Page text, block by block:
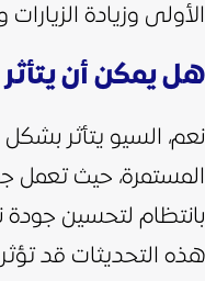
الأولى وزيادة
هل يمكن أن
​​نعم، السيو يتأثر
المستمرة، حيث تعمل
بانتظام لتحسين جودة
هذه التحديثات قد